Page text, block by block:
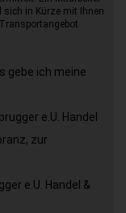
sich in Kürze mit Ihnen
gebe ich meine
e.U. Handel
zur
e.U. Handel &